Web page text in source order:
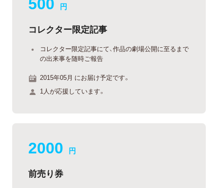
円
コレクター限定記事
コレクター限定記事にて、作品の劇場公開に至るまで
の出来事を随時ご報告
2015年05月 にお届け予定です。
1人が応援しています。
2000 円
前売り券